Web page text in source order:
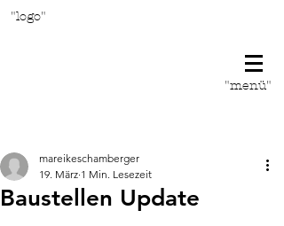
"logo"
"menü"
Baustellen Update
mareikeschamberger
19. März 1 Min. Lesezeit